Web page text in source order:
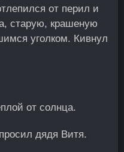
от перил и
старую, крашеную
уголком. Кивнул
от солнца.
дядя Витя.